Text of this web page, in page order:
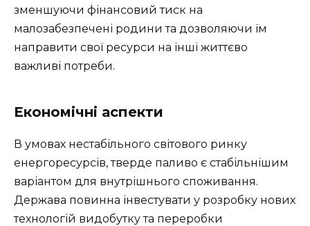
зменшуючи фінансовий тиск на
малозабезпечені родини та дозволяючи їм
направити свої ресурси на інші життєво
важливі потреби.
Економічні аспекти
В умовах нестабільного світового ринку
енергоресурсів, тверде паливо є стабільнішим
варіантом для внутрішнього споживання.
Держава повинна інвестувати у розробку нових
технологій видобутку та переробки